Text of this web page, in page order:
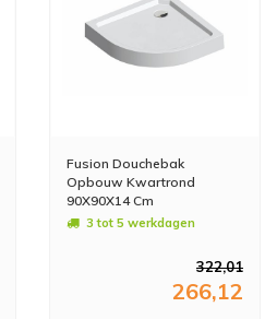
Fusion Douchebak
Opbouw Kwartrond
90X90X14 Cm
3 tot 5 werkdagen
322,01
266,12